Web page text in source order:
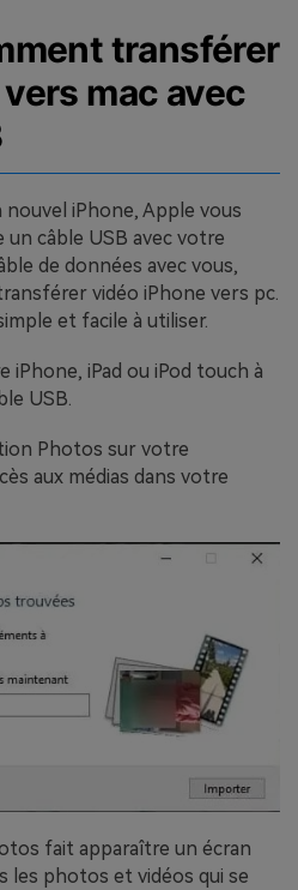
transférer
mac avec
iPhone, Apple vous
câble USB avec votre
de données avec vous,
vidéo iPhone vers pc.
et facile à utiliser.
iPhone, iPad ou iPod touch à
USB.
Photos sur votre
aux médias dans votre
fait apparaître un écran
les photos et vidéos qui se